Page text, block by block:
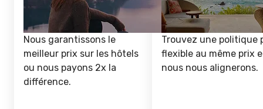
Nous garantissons le
meilleur prix sur les hôtels
ou nous payons 2x la
différence.
Trouvez une politique
flexible au même prix
nous nous alignerons.